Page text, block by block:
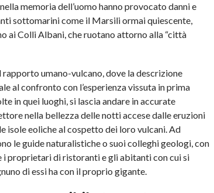
memoria dell’uomo hanno provocato danni e
sottomarini come il Marsili ormai quiescente,
ai Colli Albani, che ruotano attorno alla “città
umano-vulcano, dove la descrizione
al confronto con l’esperienza vissuta in prima
in quei luoghi, si lascia andare in accurate
nella bellezza delle notti accese dalle eruzioni
isole eoliche al cospetto dei loro vulcani. Ad
le guide naturalistiche o suoi colleghi geologi, con
i proprietari di ristoranti e gli abitanti con cui si
di essi ha con il proprio gigante.